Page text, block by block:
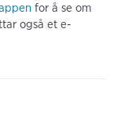
for å se om
også et e-